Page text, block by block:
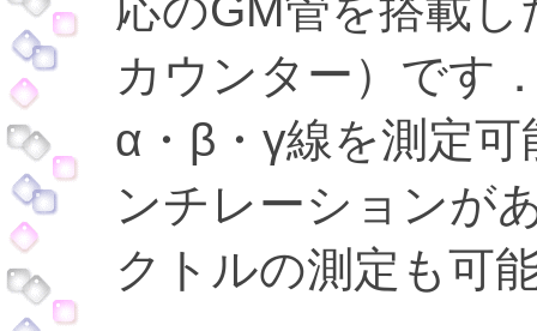
カウンター）です
α・β・γ線を測定
ンチレーションが
クトルの測定も可